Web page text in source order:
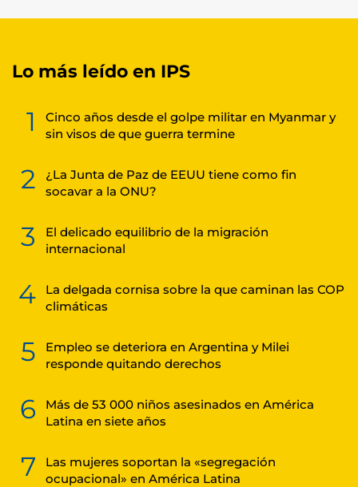
Lo más leído en IPS
1
Cinco años desde el golpe militar en Myanmar y
sin visos de que guerra termine
2
¿La Junta de Paz de EEUU tiene como fin
socavar a la ONU?
3
El delicado equilibrio de la migración
internacional
4
La delgada cornisa sobre la que caminan las COP
climáticas
5
Empleo se deteriora en Argentina y Milei
responde quitando derechos
6
Más de 53 000 niños asesinados en América
Latina en siete años
7
Las mujeres soportan la «segregación
ocupacional» en América Latina